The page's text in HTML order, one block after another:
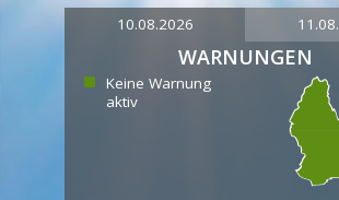
10.08.2026
WARNUNGEN
Keine Warnung
aktiv